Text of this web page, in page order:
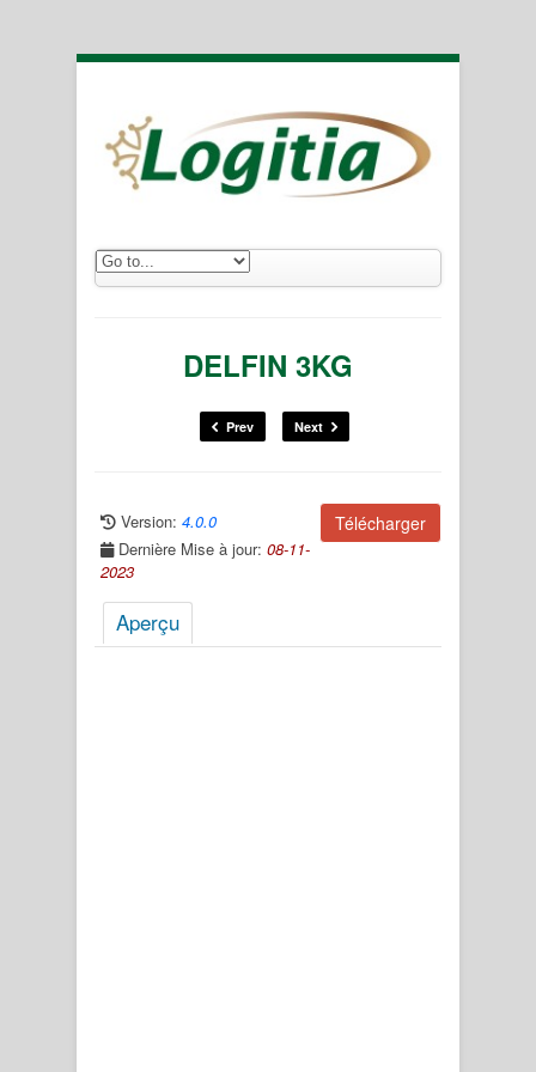
DELFIN 3KG
Prev Next
Télécharger
Version: 4.0.0
Dernière Mise à jour: 08-11-
2023
Aperçu